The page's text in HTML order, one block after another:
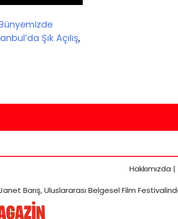
Şık Açılış,
Hakkımızda |
Barış, Uluslararası Belgesel Film